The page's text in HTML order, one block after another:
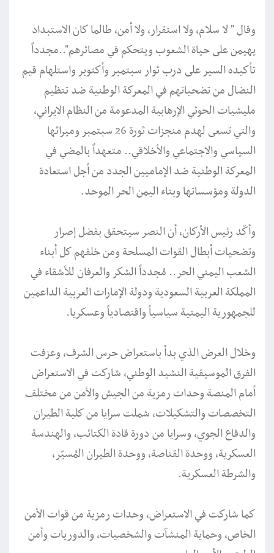
وقال " لا سلام، ولا استقرار، ولا أمن، طالما كان الاستبداد
يهيمن على حياة الشعوب ويتحكم في مصائرهم"..مجدداً
تأكيده السير على درب ثوار سبتمبر وأكتوبر واستلهام قيم
النضال من تضحياتهم في المعركة الوطنية ضد تنظيم
مليشيات الحوثي الإرهابية المدعومة من النظام الايراني،
والتي تسعى لهدم منجزات ثورة 26 سبتمبر وميراثها
السياسي والاجتماعي والأخلاقي.. متعهداً بالمضي في
المعركة الوطنية ضد الإماميين الجدد من أجل استعادة
الدولة ومؤسساتها وبناء اليمن الحر الموحد.
وأكّد رئيس الأركان، أن النصر سيتحقق بفضل إصرار
وتضحيات أبطال القوات المسلحة ومن خلفهم كل أبناء
الشعب اليمني الحر.. مُجدداً الشكر والعرفان للأشقاء في
المملكة العربية السعودية ودولة الإمارات العربية الداعمين
للجمهورية اليمنية سياسياً واقتصادياً وعسكريا.
وخلال العرض الذي بدأ باستعراض حرس الشرف، وعزفت
الفرق الموسيقية النشيد الوطني، شاركت في الاستعراض
أمام المنصة وحدات رمزية من الجيش والأمن من مختلف
التخصصات والتشكيلات، شملت سرايا من كلية الطيران
والدفاع الجوي، وسرايا من دورة قادة الكتائب، والهندسة
العسكرية، ووحدة القناصة، ووحدة الطيران المُسيّر،
والشرطة العسكرية.
كما شاركت في الاستعراض، وحدات رمزية من قوات الأمن
الخاص، وحماية المنشآت والشخصيات، والدوريات وأمن